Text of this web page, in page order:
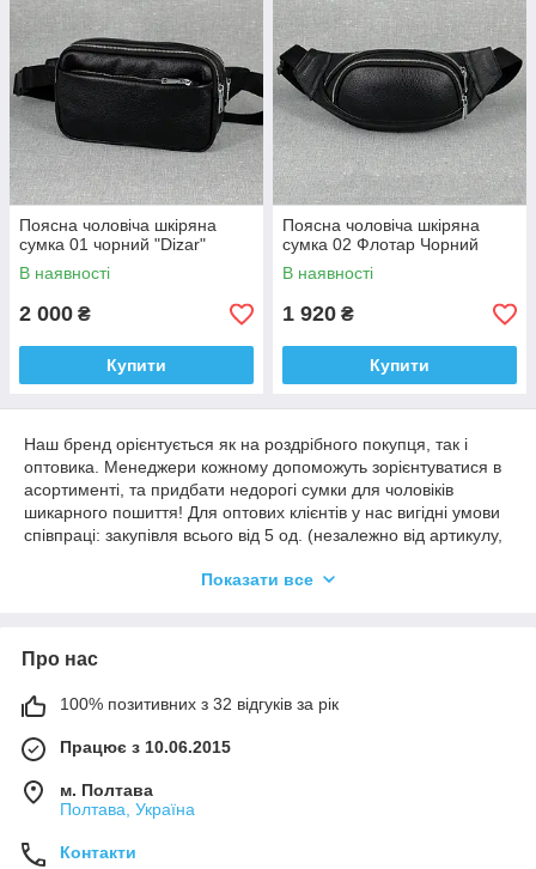
Поясна чоловіча шкіряна
сумка 01 чорний "Dizar"
В наявності
2 000 ₴
Купити
Поясна чоловіча шкіряна
сумка 02 Флотар Чорний
В наявності
1 920 ₴
Купити
Наш бренд орієнтується як на роздрібного покупця, так і
оптовика. Менеджери кожному допоможуть зорієнтуватися в
асортименті, та придбати недорогі сумки для чоловіків
шикарного пошиття! Для оптових клієнтів у нас вигідні умови
співпраці: закупівля всього від 5 од. (незалежно від артикулу,
дропшипперами ми також працюємо!
купити можна в інтернет-маркеті Bag Tur?
Співпрацювати з безпосереднім виробником прибутково і
комфортно, адже тоді є упевненість в якості і справедливій
ціні! У нашому асортименті представлені різні моделі, які
неодмінно сподобаються кожному покупцеві. Які купити
Показати все
Про нас
100% позитивних з 32 відгуків за рік
Працює з 10.06.2015
м. Полтава
Полтава, Україна
Контакти